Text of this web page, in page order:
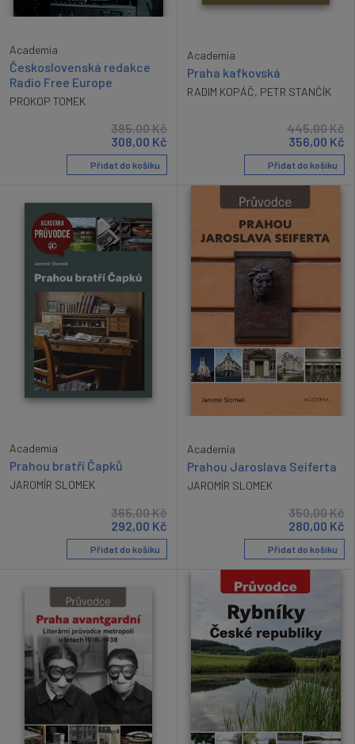
Academia
Československá redakce
Radio Free Europe
PROKOP TOMEK
385,00Kč
308,00 Kč
Přidat do košíku
Academia
Praha kafkovská
RADIM KOPÁČ, PETR STANČÍK
445,00Kč
356,00 Kč
Přidat do košíku
Academia
Prahou bratří Čapků
JAROMÍR SLOMEK
365,00Kč
292,00 Kč
Přidat do košíku
Academia
Prahou Jaroslava Seiferta
JAROMÍR SLOMEK
350,00Kč
280,00 Kč
Přidat do košíku